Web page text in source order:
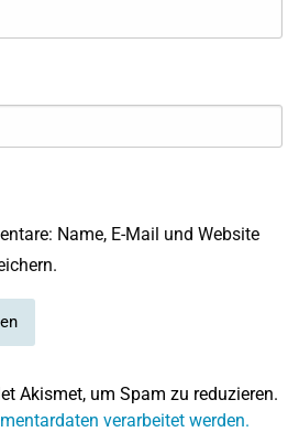
Name, E-Mail und Website
Akismet, um Spam zu reduzieren.
verarbeitet werden.